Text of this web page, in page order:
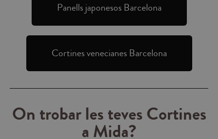
Panells japonesos Barcelona
Cortines venecianes Barcelona
On trobar les teves Cortines
a Mida?